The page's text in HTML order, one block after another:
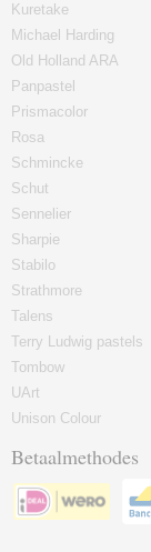
Kuretake
Michael Harding
Old Holland ARA
Panpastel
Prismacolor
Rosa
Schmincke
Schut
Sennelier
Sharpie
Stabilo
Strathmore
Talens
Terry Ludwig pastels
Tombow
UArt
Unison Colour
Betaalmethodes